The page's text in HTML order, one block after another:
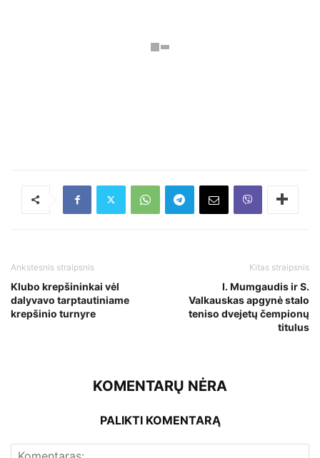
Ankstesnis straipsnis
Klubo krepšininkai vėl
dalyvavo tarptautiniame
krepšinio turnyre
Kitas straipsnis
I. Mumgaudis ir S.
Valkauskas apgynė stalo
teniso dvejetų čempionų
titulus
KOMENTARŲ NĖRA
PALIKTI KOMENTARĄ